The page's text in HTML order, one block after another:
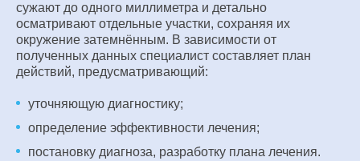
сужают до одного миллиметра и детально
осматривают отдельные участки, сохраняя их
окружение затемнённым. В зависимости от
полученных данных специалист составляет план
действий, предусматривающий:
уточняющую диагностику;
определение эффективности лечения;
постановку диагноза, разработку плана лечения.